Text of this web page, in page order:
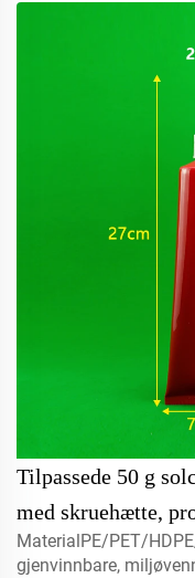
oss for
Tilpassede 50 g
med skruehætte,
hudpleje
MaterialPE/PET/
gjenvinnbare,